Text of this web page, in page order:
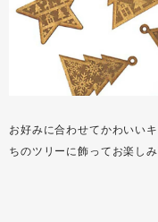
お好みに合わせてかわいい
ちのツリーに飾ってお楽し